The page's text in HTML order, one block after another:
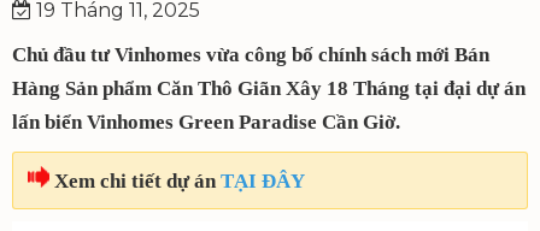
19 Tháng 11, 2025
Chủ đầu tư Vinhomes vừa công bố chính sách mới Bán
Hàng Sản phẩm Căn Thô Giãn Xây 18 Tháng tại đại dự án
lấn biển Vinhomes Green Paradise Cần Giờ.
Xem chi tiết dự ánTẠI ĐÂY